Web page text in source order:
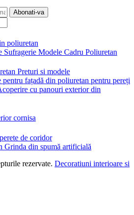
Abonati-va
poliuretan
Sufragerie Modele Cadru Poliuretan
Preturi si modele
pentru fațadă din poliuretan pentru pereți
cu panouri exterior din
cornisa
de coridor
Grinda din spumă artificială
rezervate. Decoratiuni interioare si